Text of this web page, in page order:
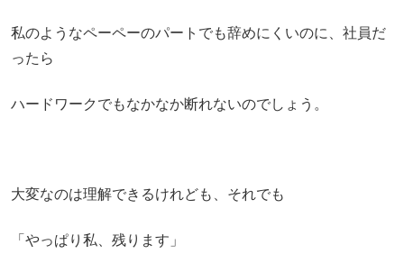
私のようなペーペーのパートでも辞めにくいのに、社員だ
ったら
ハードワークでもなかなか断れないのでしょう。
大変なのは理解できるけれども、それでも
「やっぱり私、残ります」